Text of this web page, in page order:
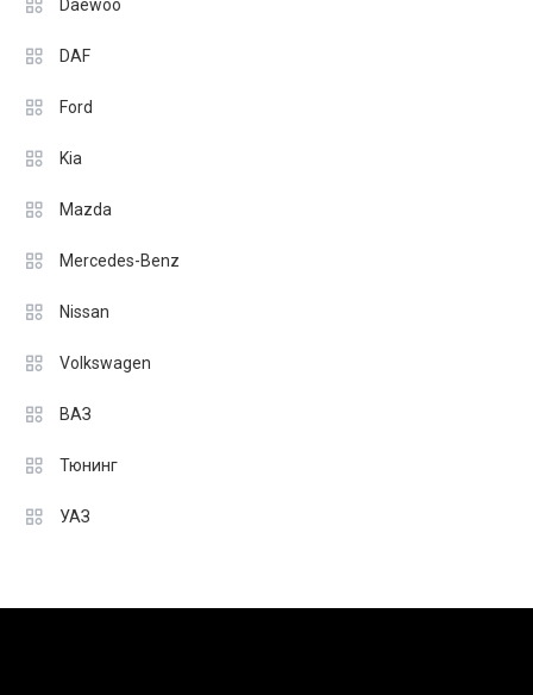
Daewoo
DAF
Ford
Kia
Mazda
Mercedes-Benz
Nissan
Volkswagen
ВАЗ
Тюнинг
УАЗ